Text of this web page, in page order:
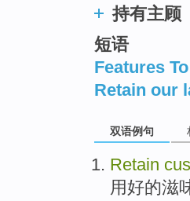
持有主顾
短语
Features
Retain our
双语例句
Retain
用 好的滋